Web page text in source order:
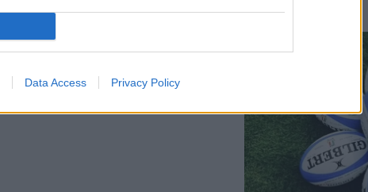
Data Access Privacy Policy
Malamocco